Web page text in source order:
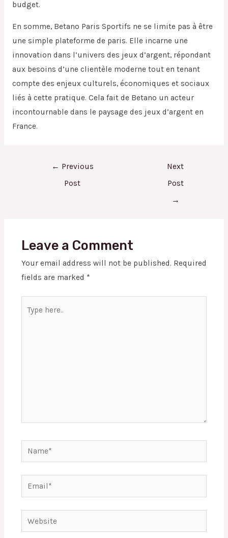
budget.
En somme, Betano Paris Sportifs ne se limite pas à être
une simple plateforme de paris. Elle incarne une
innovation dans l’univers des jeux d’argent, répondant
aux besoins d’une clientèle moderne tout en tenant
compte des enjeux culturels, économiques et sociaux
liés à cette pratique. Cela fait de Betano un acteur
incontournable dans le paysage des jeux d’argent en
France.
← Previous
Post
Next
Post
→
Leave a Comment
Your email address will not be published. Required
fields are marked *
here..
Name*
Email*
Website